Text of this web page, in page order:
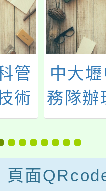
管
術
年
道
索
中大
務隊辦
夏季
頁面